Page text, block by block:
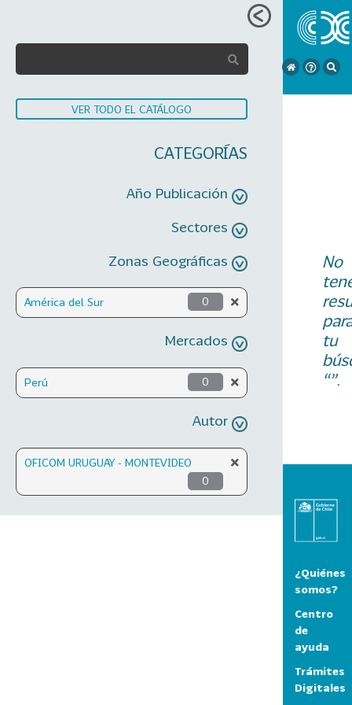
VER TODO EL CATÁLOGO
CATEGORÍAS
Año Publicación
Sectores
Zonas Geográficas
América del Sur 0
Mercados
Perú 0
Autor
OFICOM URUGUAY - MONTEVIDEO
0
No
tu
“”.
¿Quiénes
somos?
Centro
de
ayuda
Trámites
Digitales